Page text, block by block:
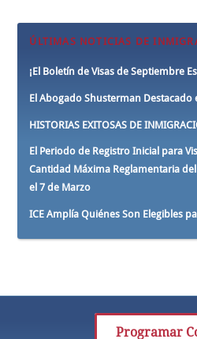
ÚLTIMAS NOTICIAS DE
¡El Boletín de Visas de Septiembre
El Abogado Shusterman Destacado
HISTORIAS EXITOSAS DE
El Periodo de Registro Inicial para
Cantidad Máxima Reglamentaria
el 7 de Marzo
ICE Amplía Quiénes Son Elegibles
Programar